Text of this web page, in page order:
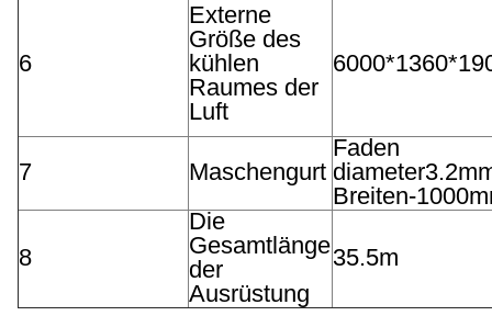
6
Externe
Größe des
kühlen
Raumes der
Luft
7 Maschengurt
Faden
Breiten-
8
Die
Gesamtlänge
der
Ausrüstung
35.5m